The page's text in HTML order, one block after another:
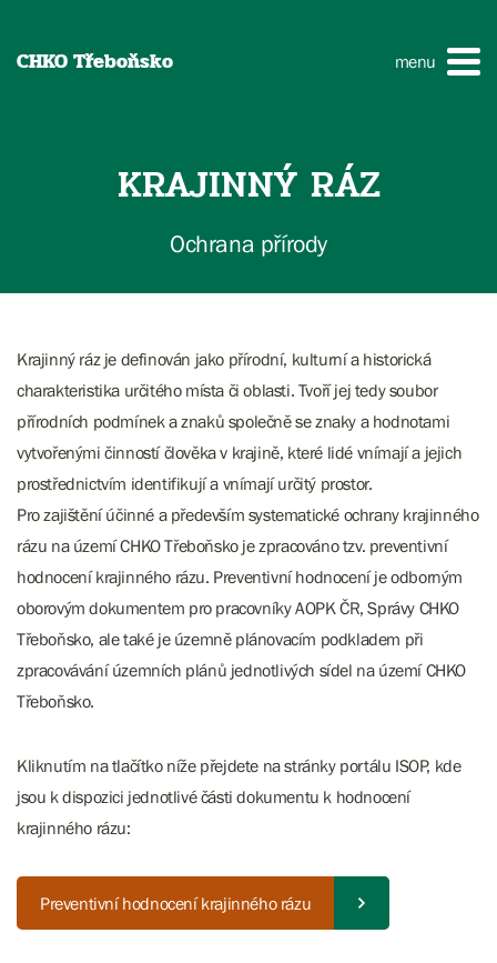
CHKO Třeboňsko menu
KRAJINNÝ RÁZ
Ochrana přírody
Krajinný ráz je definován jako přírodní, kulturní a historická
charakteristika určitého místa či oblasti. Tvoří jej tedy soubor
přírodních podmínek a znaků společně se znaky a hodnotami
vytvořenými činností člověka v krajině, které lidé vnímají a jejich
prostřednictvím identifikují a vnímají určitý prostor.
Pro zajištění účinné a především systematické ochrany krajinného
rázu na území CHKO Třeboňsko je zpracováno tzv. preventivní
hodnocení krajinného rázu. Preventivní hodnocení je odborným
oborovým dokumentem pro pracovníky AOPK ČR, Správy CHKO
Třeboňsko, ale také je územně plánovacím podkladem při
zpracovávání územních plánů jednotlivých sídel na území CHKO
Třeboňsko.
Kliknutím na tlačítko níže přejdete na stránky portálu ISOP, kde
jsou k dispozici jednotlivé části dokumentu k hodnocení
krajinného rázu:
Preventivní hodnocení krajinného rázu